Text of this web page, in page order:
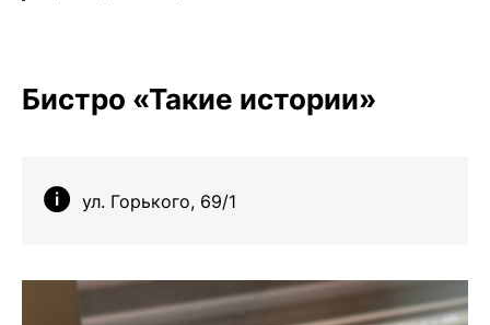
Бистро «Такие истории»
ул. Горького, 69/1